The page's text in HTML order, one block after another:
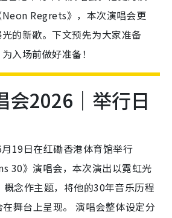
Regrets》，本次演唱会更
的新歌。下文预先为大家准备
入场前做好准备！
会2026｜举行日
19日在红磡香港体育馆举行
30》演唱会，本次演出以霓虹光
念作主题，将他的30年音乐历程
舞台上呈现。 演唱会整体设定分